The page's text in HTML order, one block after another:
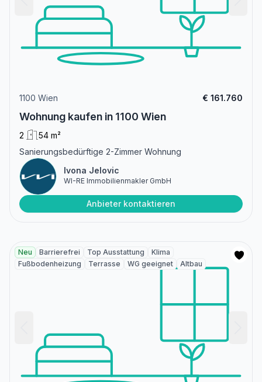
1100 Wien € 161.760
Wohnung kaufen in 1100 Wien
2
54 m²
Sanierungsbedürftige 2-Zimmer Wohnung
Ivona Jelovic
WI-RE Immobilienmakler GmbH
Anbieter kontaktieren
Neu Barrierefrei Top Ausstattung
Klima
Fußbodenheizung
Terrasse WG geeignet Altbau